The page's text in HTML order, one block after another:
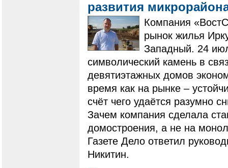
развития
Компания
рынок жилья
Западный. 24
символический камень в
девятиэтажных домов
время как на рынке –
счёт чего удаётся разумно
Зачем компания сделала
домостроения, а не на
Газете Дело ответил
Никитин.